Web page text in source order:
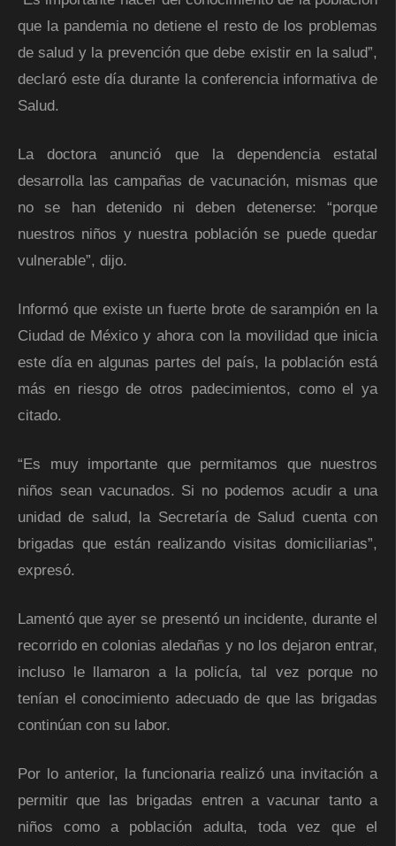
que la pandemia no detiene el resto de los problemas
de salud y la prevención que debe existir en la salud”,
declaró este día durante la conferencia informativa de
Salud.
La doctora anunció que la dependencia estatal
desarrolla las campañas de vacunación, mismas que
no se han detenido ni deben detenerse: “porque
nuestros niños y nuestra población se puede quedar
vulnerable”, dijo.
Informó que existe un fuerte brote de sarampión en la
Ciudad de México y ahora con la movilidad que inicia
este día en algunas partes del país, la población está
más en riesgo de otros padecimientos, como el ya
citado.
“Es muy importante que permitamos que nuestros
niños sean vacunados. Si no podemos acudir a una
unidad de salud, la Secretaría de Salud cuenta con
brigadas que están realizando visitas domiciliarias”,
expresó.
Lamentó que ayer se presentó un incidente, durante el
recorrido en colonias aledañas y no los dejaron entrar,
incluso le llamaron a la policía, tal vez porque no
tenían el conocimiento adecuado de que las brigadas
continúan con su labor.
Por lo anterior, la funcionaria realizó una invitación a
permitir que las brigadas entren a vacunar tanto a
niños como a población adulta, toda vez que el